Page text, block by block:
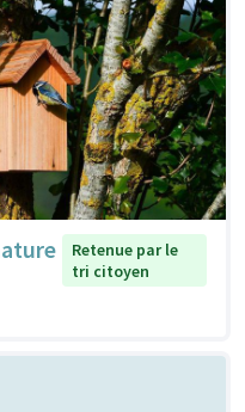
Retenue par le
tri citoyen